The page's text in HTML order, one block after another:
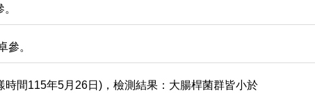
參。
間115年5月26日)，檢測結果：大腸桿菌群皆小於